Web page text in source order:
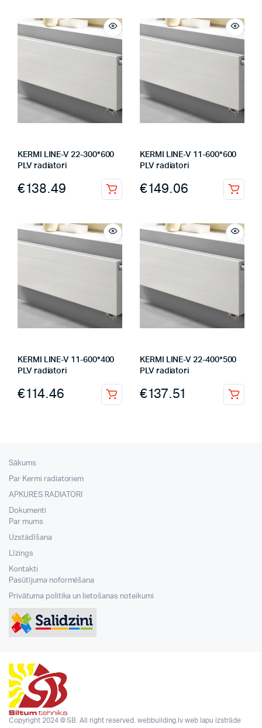
KERMI LINE-V 22-300*600
PLV radiatori
€138.49
KERMI LINE-V 11-600*600
PLV radiatori
€149.06
KERMI LINE-V 11-600*400
PLV radiatori
€114.46
KERMI LINE-V 22-400*500
PLV radiatori
€137.51
Sākums
Par Kermi radiatoriem
APKURES RADIATORI
Dokumenti
Par mums
Uzstādīšana
Līzings
Kontakti
Pasūtījuma noformēšana
Privātuma politika un lietošanas noteikumi
Copyright 2024 © SB. All right reserved. webbuilding.lvweb lapu izstrāde